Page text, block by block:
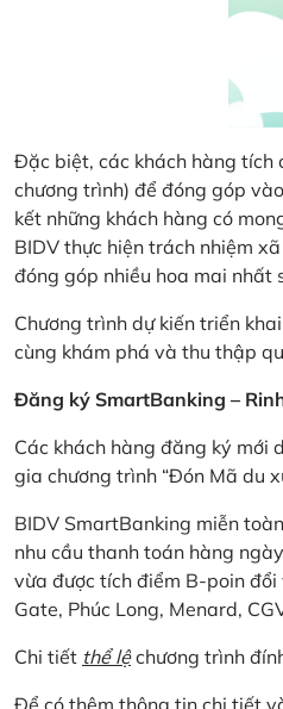
Đặc biệt, các khách hàng tích
chương trình) để đóng góp
kết những khách hàng có
BIDV thực hiện trách nhiệm
đóng góp nhiều hoa mai nhất
Chương trình dự kiến triển
cùng khám phá và thu thập
Đăng ký SmartBanking –
Các khách hàng đăng ký mới
gia chương trình “Đón Mã du
BIDV SmartBanking miễn
nhu cầu thanh toán hàng
vừa được tích điểm B-poin
Gate, Phúc Long, Menard,
Chi tiết thể lệchương trình
Để có thêm thông tin chi tiết